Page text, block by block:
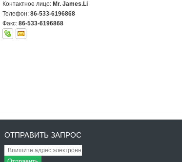
Контактное лицо: Mr. James.Li
Телефон: 86-533-6196868
Факс: 86-533-6196868
ОТПРАВИТЬ ЗАПРОС